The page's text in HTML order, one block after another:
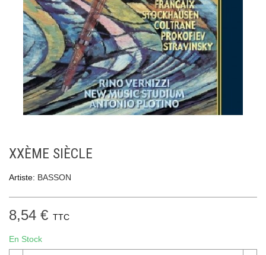
XXÈME SIÈCLE
Artiste: BASSON
8,54 € TTC
En Stock